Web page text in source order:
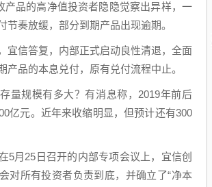
产品的高净值投资者隐隐觉察出异样，一
节奏放缓，部分到期产品出现逾期。
宜信答复，内部正式启动良性清退，全面
产品的本息兑付，原有兑付流程中止。
量规模有多大？有消息称，2019年前后
亿元。近年来收缩明显，但预计还有300
5月25日召开的内部专项会议上，宜信创
对所有投资者负责到底，并确立了“净本